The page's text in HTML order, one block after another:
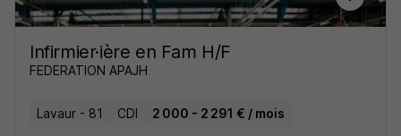
Infirmier·ière en Fam H/F
FEDERATION APAJH
Lavaur - 81 CDI 2 000 - 2 291 € / mois